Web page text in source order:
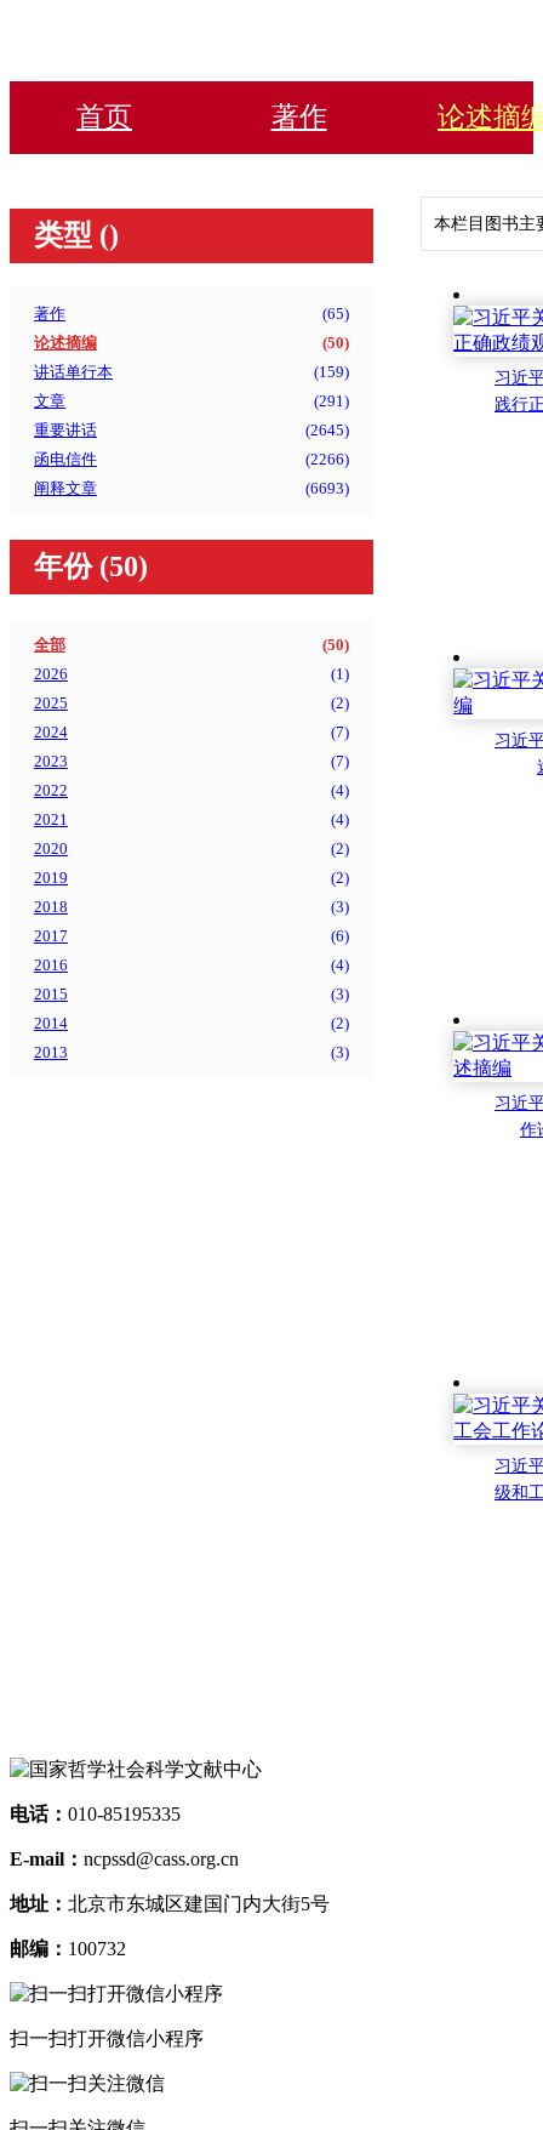
首页 著作 论述摘
类型 ()
著作 (65)
论述摘编
(50)
讲话单行本
(159)
文章
(291 )
重要讲话
(2645)
函电信件
(2266)
阐释文章
(6693)
年份 (50)
全部 (50)
2026
(1 )
2025
(2)
2024
(7)
2023
(7)
2022
(4)
2021
(4)
2020
(2)
2019
(2)
2018
(3)
2017
(6)
2016
(4)
2015
(3)
2014
(2)
2013
(3)
本栏目图书主
习近
践行
习近
习近
作
习近
级和
电话： 010-85195335
E-mail： ncpssd@cass.org.cn
地址： 北京市东城区建国门内大街5号
邮编： 100732
扫一扫打开微信小程序